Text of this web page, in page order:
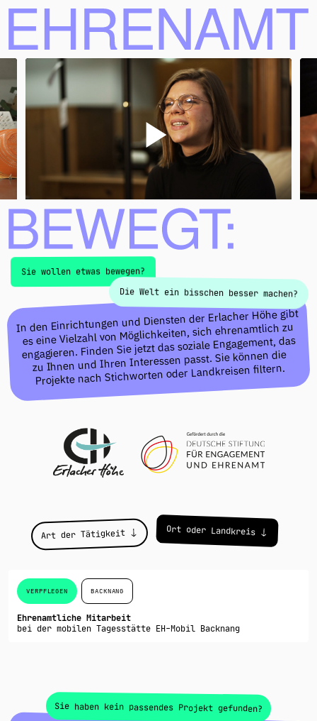
Ehrenamt bewegt
Sie wollen etwas bewegen?
Die Welt ein bisschen besser machen?
In den Einrichtungen und Diensten der Erlacher Höhe gibt
es eine Vielzahl von Möglichkeiten, sich ehrenamtlich zu
engagieren. Finden Sie jetzt das soziale Engagement, das
zu Ihnen und Ihren Interessen passt. Sie können die
Projekte nach Stichworten oder Landkreisen filtern.
ProjekteArt der Tätigkeit Ort oder Landkreis
VERPFLEGEN BACKNANG
Ehrenamtliche Mitarbeit
bei der mobilen Tagesstätte EH-Mobil Backnang
Sie haben kein passendes Projekt gefunden?